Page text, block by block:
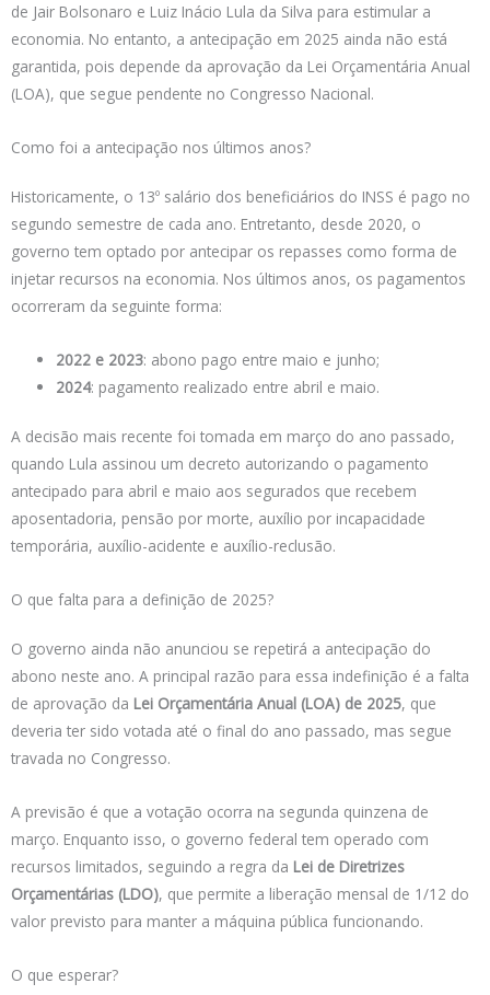
de Jair Bolsonaro e Luiz Inácio Lula da Silva para estimular a
economia. No entanto, a antecipação em 2025 ainda não está
garantida, pois depende da aprovação da Lei Orçamentária Anual
(LOA), que segue pendente no Congresso Nacional.
Como foi a antecipação nos últimos anos?
Historicamente, o 13º salário dos beneficiários do INSS é pago no
segundo semestre de cada ano. Entretanto, desde 2020, o
governo tem optado por antecipar os repasses como forma de
injetar recursos na economia. Nos últimos anos, os pagamentos
ocorreram da seguinte forma:
2022 e 2023: abono pago entre maio e junho;
2024: pagamento realizado entre abril e maio.
A decisão mais recente foi tomada em março do ano passado,
quando Lula assinou um decreto autorizando o pagamento
antecipado para abril e maio aos segurados que recebem
aposentadoria, pensão por morte, auxílio por incapacidade
temporária, auxílio-acidente e auxílio-reclusão.
O que falta para a definição de 2025?
O governo ainda não anunciou se repetirá a antecipação do
abono neste ano. A principal razão para essa indefinição é a falta
de aprovação da Lei Orçamentária Anual (LOA) de 2025, que
deveria ter sido votada até o final do ano passado, mas segue
travada no Congresso.
A previsão é que a votação ocorra na segunda quinzena de
março. Enquanto isso, o governo federal tem operado com
recursos limitados, seguindo a regra da Lei de Diretrizes
Orçamentárias (LDO), que permite a liberação mensal de 1/12 do
valor previsto para manter a máquina pública funcionando.
O que esperar?